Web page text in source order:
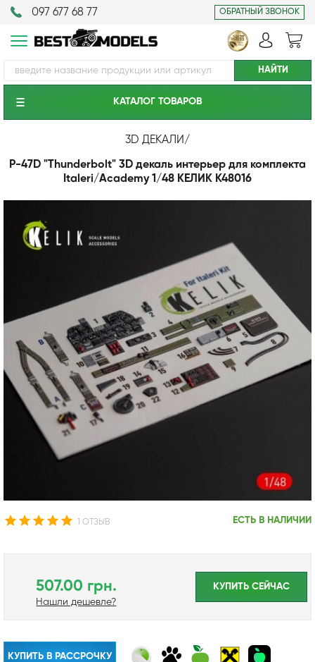
097 677 68 77 ОБРАТНЫЙ ЗВОНОК
КАТАЛОГ ТОВАРОВ
3D ДЕКАЛИ/
Р-47D "Thunderbolt" 3D декаль интерьер для комплекта
Italeri/Academy 1/48 КЕЛИК K48016
1 ОТЗЫВ ЕСТЬ В НАЛИЧИИ
507.00 грн.
Нашли дешевле?
КУПИТЬ CЕЙЧАС
КУПИТЬ В РАССРОЧКУ